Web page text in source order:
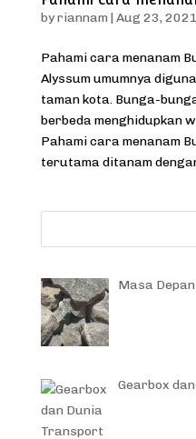
byriannam | Aug 23, 2021
Pahami cara menanam
Alyssum umumnya
taman kota. Bunga-
berbeda menghidupkan
Pahami cara menanam
terutama ditanam
Masa
Gearbox